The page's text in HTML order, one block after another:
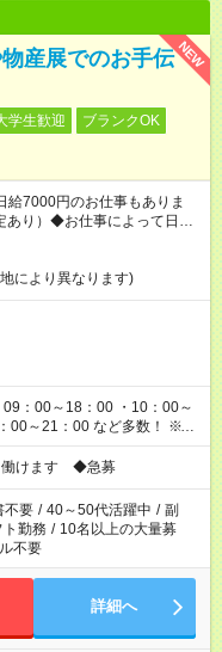
NEW
産展でのお手伝
学生歓迎
ブランクOK
7000円のお仕事もありま
り）◆お仕事によって日給も
により異なります)
：00～18：00 ・10：00～
など多数！ ※お
けます ◆急募
不要 / 40～50代活躍中 / 副
ト勤務 / 10名以上の大量募
不要
詳細へ